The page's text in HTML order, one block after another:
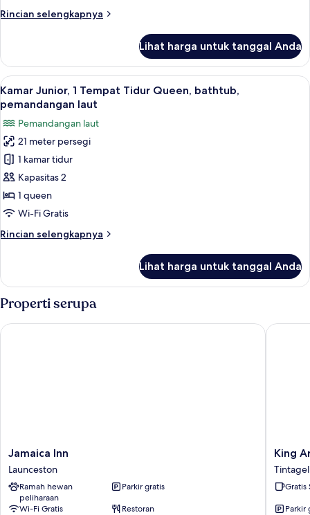
pemandangan
Rincian selengkapnya
Rincian
Apartemen
Deluks,
3
kamar
tidur,
pemandangan
laut
Lihat harga untuk tanggal Anda
Lihat
semua
foto
untuk
Kamar
Junior,
1
Tempat
Tidur
bathtub,
Kamar Junior, 1 Tempat Tidur
9
Kamar Junior, 1 Tempat Tidur Queen, bathtub,
pemandangan laut
Pemandangan laut
21 meter persegi
1 kamar tidur
Kapasitas 2
1 queen
Wi-Fi Gratis
Rincian selengkapnya
Rincian
Kamar
Junior,
1
Tempat
Tidur
Lihat harga untuk tanggal Anda
Properti serupa
Jamaica
Inn
Launceston
Jamaica Inn
Launceston
Ramah hewan
peliharaan
Parkir gratis
Wi-Fi Gratis
Restoran
Jamaica Inn
King
Arthur's
Arms
Inn
King
Tintagel
Gratis
Parkir
King